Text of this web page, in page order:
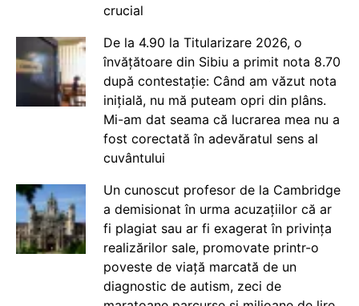
crucial
De la 4.90 la Titularizare 2026, o
învățătoare din Sibiu a primit nota 8.70
după contestație: Când am văzut nota
inițială, nu mă puteam opri din plâns.
Mi-am dat seama că lucrarea mea nu a
fost corectată în adevăratul sens al
cuvântului
Un cunoscut profesor de la Cambridge
a demisionat în urma acuzațiilor că ar
fi plagiat sau ar fi exagerat în privința
realizărilor sale, promovate printr-o
poveste de viață marcată de un
diagnostic de autism, zeci de